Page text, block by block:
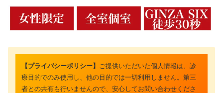
【プライバシーポリシー】
ご提供いただいた個人情報は、診
療目的でのみ使用し、他の目的では一切利用しません。第三
者との共有も行いませんので、安心してお問い合わせくださ